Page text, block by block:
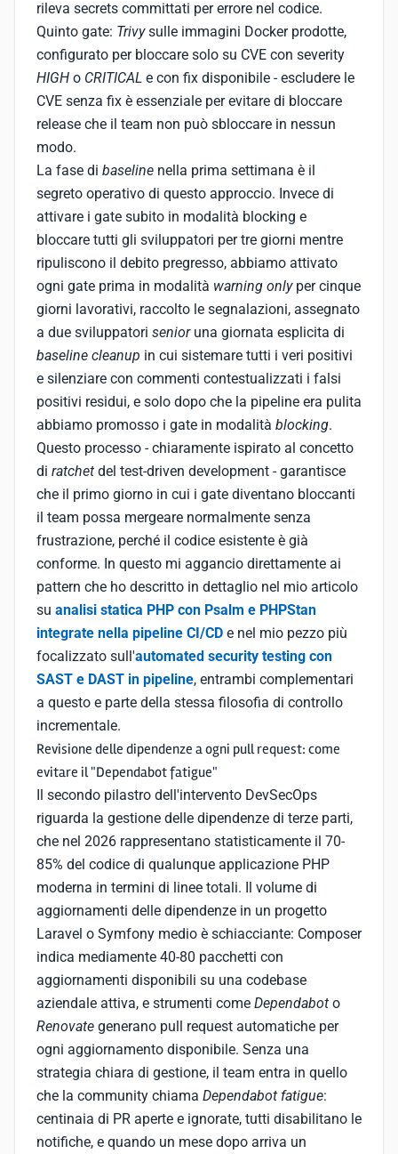
rileva secrets committati per errore nel codice.
Quinto gate: Trivysulle immagini Docker prodotte,
configurato per bloccare solo su CVE con severity
HIGH o CRITICAL e con fix disponibile - escludere le
CVE senza fix è essenziale per evitare di bloccare
release che il team non può sbloccare in nessun
modo.
La fase di baseline nella prima settimana è il
segreto operativo di questo approccio. Invece di
attivare i gate subito in modalità blocking e
bloccare tutti gli sviluppatori per tre giorni mentre
ripuliscono il debito pregresso, abbiamo attivato
ogni gate prima in modalità warning onlyper cinque
giorni lavorativi, raccolto le segnalazioni, assegnato
a due sviluppatori senioruna giornata esplicita di
baseline cleanup in cui sistemare tutti i veri positivi
e silenziare con commenti contestualizzati i falsi
positivi residui, e solo dopo che la pipeline era pulita
abbiamo promosso i gate in modalità blocking.
Questo processo - chiaramente ispirato al concetto
di ratchet del test-driven development - garantisce
che il primo giorno in cui i gate diventano bloccanti
il team possa mergeare normalmente senza
frustrazione, perché il codice esistente è già
conforme. In questo mi aggancio direttamente ai
pattern che ho descritto in dettaglio nel mio articolo
su analisi statica PHP con Psalm e PHPStan
integrate nella pipeline CI/CD e nel mio pezzo più
focalizzato sull'automated security testing con
SAST e DAST in pipeline, entrambi complementari
a questo e parte della stessa filosofia di controllo
incrementale.
Revisione delle dipendenze a ogni pull request: come
evitare il "Dependabot fatigue"
Il secondo pilastro dell'intervento DevSecOps
riguarda la gestione delle dipendenze di terze parti,
che nel 2026 rappresentano statisticamente il 70-
85% del codice di qualunque applicazione PHP
moderna in termini di linee totali. Il volume di
aggiornamenti delle dipendenze in un progetto
Laravel o Symfony medio è schiacciante: Composer
indica mediamente 40-80 pacchetti con
aggiornamenti disponibili su una codebase
aziendale attiva, e strumenti come Dependabot o
Renovate generano pull request automatiche per
ogni aggiornamento disponibile. Senza una
strategia chiara di gestione, il team entra in quello
che la community chiama Dependabot fatigue:
centinaia di PR aperte e ignorate, tutti disabilitano le
notifiche, e quando un mese dopo arriva un